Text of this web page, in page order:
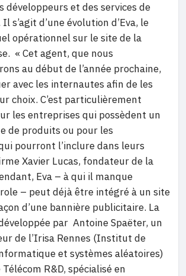
développeurs et des services de
s’agit d’une évolution d’Eva, le
opérationnel sur le site de la
« Cet agent, que nous
au début de l’année prochaine,
avec les internautes afin de les
choix. C’est particulièrement
les entreprises qui possèdent un
de produits ou pour les
pourront l’inclure dans leurs
Xavier Lucas, fondateur de la
Eva – à qui il manque
– peut déjà être intégré à un site
d’une bannière publicitaire. La
par Antoine Spaëter, un
de l’Irisa Rennes (Institut de
et systèmes aléatoires)
R&D, spécialisé en